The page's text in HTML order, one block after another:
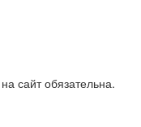
сайт обязательна.